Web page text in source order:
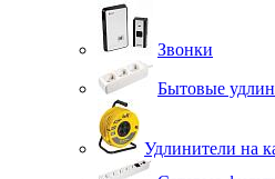
Звонки
Бытовые
Удлинители на